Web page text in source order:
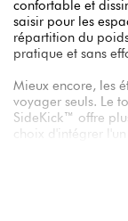
confortable et
saisir pour les
répartition du
pratique et sans
Mieux encore, les
voyager seuls. Le
SideKick™ offre
choix d'intégrer
directement sur